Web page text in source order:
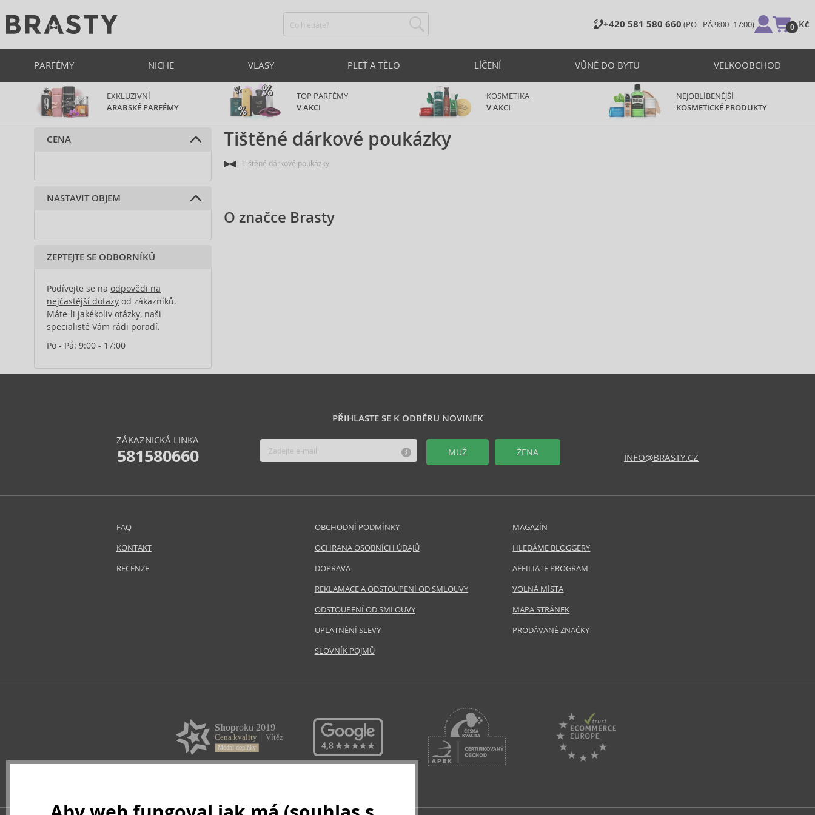
+420 581 580 660 (PO - PÁ 9:00–17:00) 0
0 Kč
PARFÉMY NICHE VLASY PLEŤ A TĚLO LÍČENÍ VŮNĚ DO BYTU VELKOOBCHOD
EXKLUZIVNÍ
ARABSKÉ PARFÉMY
TOP PARFÉMY
V AKCI
KOSMETIKA
V AKCI
NEJOBLÍBENĚJŠÍ
KOSMETICKÉ PRODUKTY
Tištěné dárkové poukázky
Tištěné dárkové poukázky
O značce Brasty
CENA
NASTAVIT OBJEM
ZEPTEJTE SE ODBORNÍKŮ
Podívejte se na odpovědi na
nejčastější dotazy od zákazníků.
Máte-li jakékoliv otázky, naši
specialisté Vám rádi poradí.
Po - Pá: 9:00 - 17:00
PŘIHLASTE SE K ODBĚRU NOVINEK
MUŽ ŽENA
ZÁKAZNICKÁ LINKA
581580660 INFO@BRASTY.CZ
FAQ
KONTAKT
RECENZE
OBCHODNÍ PODMÍNKY
OCHRANA OSOBNÍCH ÚDAJŮ
DOPRAVA
REKLAMACE A ODSTOUPENÍ OD SMLOUVY
ODSTOUPENÍ OD SMLOUVY
UPLATNĚNÍ SLEVY
SLOVNÍK POJMŮ
MAGAZÍN
HLEDÁME BLOGGERY
AFFILIATE PROGRAM
VOLNÁ MÍSTA
MAPA STRÁNEK
PRODÁVANÉ ZNAČKY